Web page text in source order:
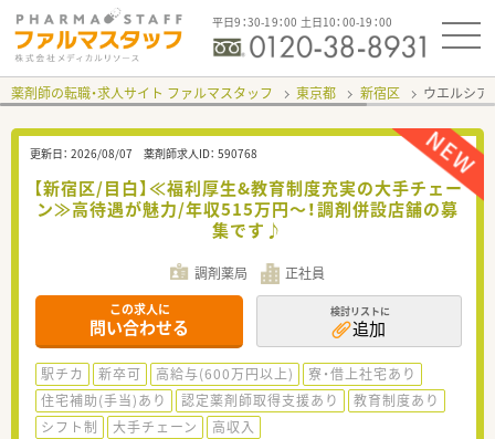
平日9：30-19：00 土日10：00-19：00
薬剤師の転職・求人サイト ファルマスタッフ 東京都 新宿区 ウエルシ
更新日： 2026/08/07 薬剤師求人ID： 590768
【新宿区/目白】≪福利厚生&教育制度充実の大手チェー
ン≫高待遇が魅力/年収515万円～！調剤併設店舗の募
集です♪
調剤薬局 正社員
この求人に
問い合わせる
検討リストに
追加
駅チカ 新卒可 高給与(600万円以上)
寮・借上社宅あり
住宅補助(手当)あり
認定薬剤師取得支援あり
教育制度あり
シフト制
大手チェーン 高収入